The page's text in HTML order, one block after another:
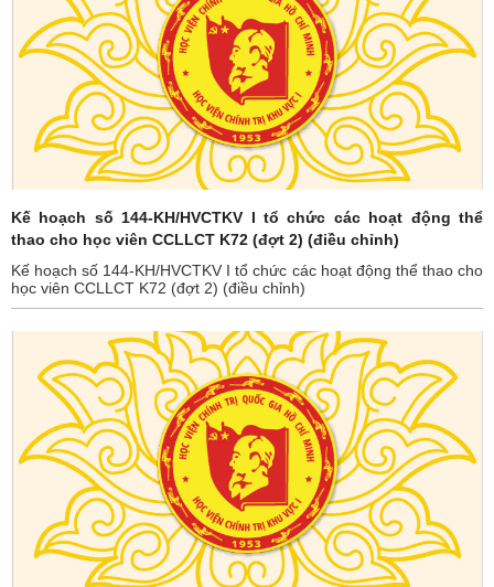
Kế hoạch số 144-KH/HVCTKV I tổ chức các hoạt động thể
thao cho học viên CCLLCT K72 (đợt 2) (điều chỉnh)
Kế hoạch số 144-KH/HVCTKV I tổ chức các hoạt động thể thao cho
học viên CCLLCT K72 (đợt 2) (điều chỉnh)